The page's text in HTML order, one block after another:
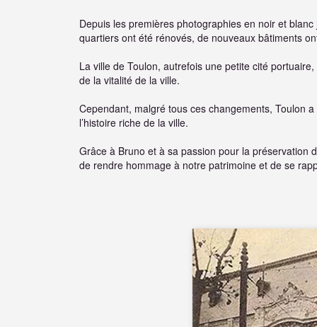
Depuis les premières photographies en noir et
quartiers ont été rénovés, de nouveaux bâtiments
La ville de Toulon, autrefois une petite cité
de la vitalité de la ville.
Cependant, malgré tous ces changements, Toulon
l’histoire riche de la ville.
Grâce à Bruno et à sa passion pour la préservation
de rendre hommage à notre patrimoine et de se